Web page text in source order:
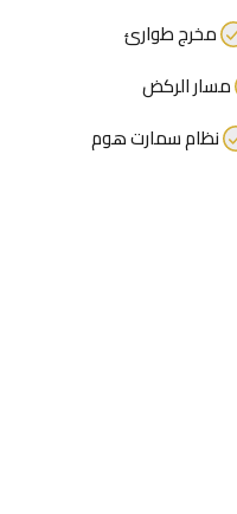
مخرج طوارئ
مسار الركض
نظام سمارت هوم